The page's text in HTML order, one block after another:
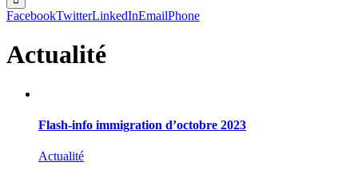
FacebookTwitterLinkedInEmailPhone
Actualité
Flash-info immigration d’octobre 2023
Actualité